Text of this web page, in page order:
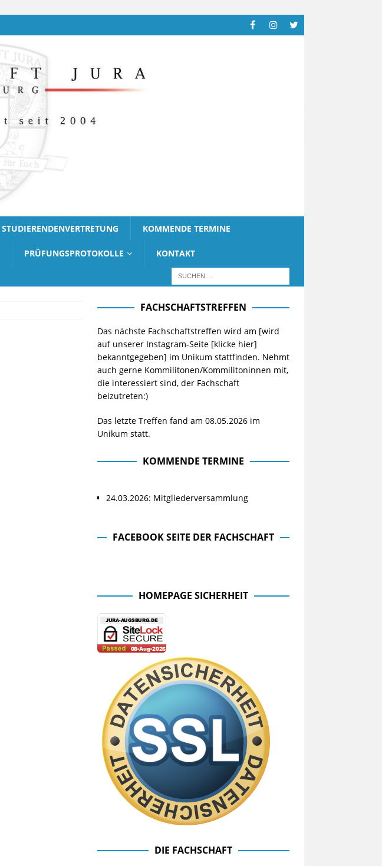
STUDIERENDENVERTRETUNG KOMMENDE TERMINE
PRÜFUNGSPROTOKOLLE KONTAKT
FACHSCHAFTSTREFFEN
Das nächste Fachschaftstreffen wird am [wird
auf unserer Instagram-Seite [klicke hier]
bekanntgegeben] im Unikum stattfinden. Nehmt
auch gerne Kommilitonen/Kommilitoninnen mit,
die interessiert sind, der Fachschaft
beizutreten:)
Das letzte Treffen fand am 08.05.2026 im
Unikum statt.
KOMMENDE TERMINE
24.03.2026: Mitgliederversammlung
FACEBOOK SEITE DER FACHSCHAFT
HOMEPAGE SICHERHEIT
DIE FACHSCHAFT